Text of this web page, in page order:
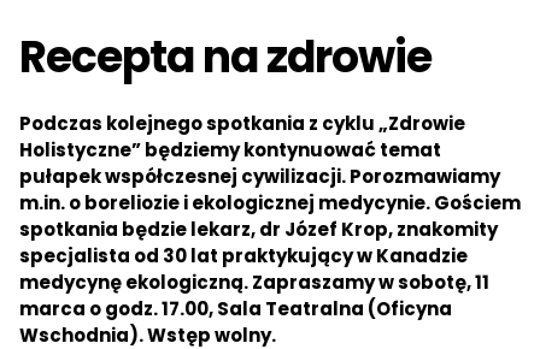
Recepta na zdrowie
Podczas kolejnego spotkania z cyklu „Zdrowie
Holistyczne” będziemy kontynuować temat
pułapek współczesnej cywilizacji. Porozmawiamy
m.in. o boreliozie i ekologicznej medycynie. Gościem
spotkania będzie lekarz, dr Józef Krop, znakomity
specjalista od 30 lat praktykujący w Kanadzie
medycynę ekologiczną. Zapraszamy w sobotę, 11
marca o godz. 17.00, Sala Teatralna (Oficyna
Wschodnia). Wstęp wolny.